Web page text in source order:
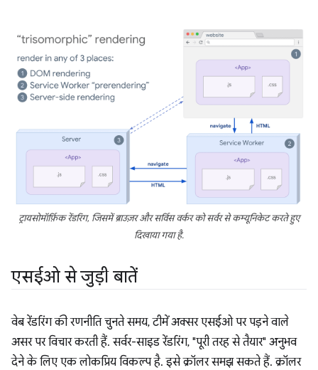
ट्रायसोमॉर्फ़िक रेंडरिंग, जिसमें ब्राउज़र और सर्विस वर्कर को सर्वर से कम्यूनिकेट करते हुए
दिखाया गया है.
एसईओ से जुड़ी बातें
वेब रेंडरिंग की रणनीति चुनते समय, टीमें अक्सर एसईओ पर पड़ने वाले
असर पर विचार करती हैं. सर्वर-साइड रेंडरिंग, "पूरी तरह से तैयार" अनुभव
देने के लिए एक लोकप्रिय विकल्प है. इसे क्रॉलर समझ सकते हैं. क्रॉलर